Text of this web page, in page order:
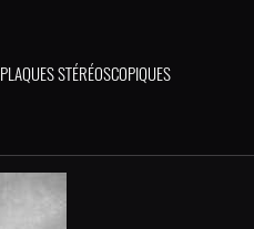
PLAQUES STÉRÉOSCOPIQUES